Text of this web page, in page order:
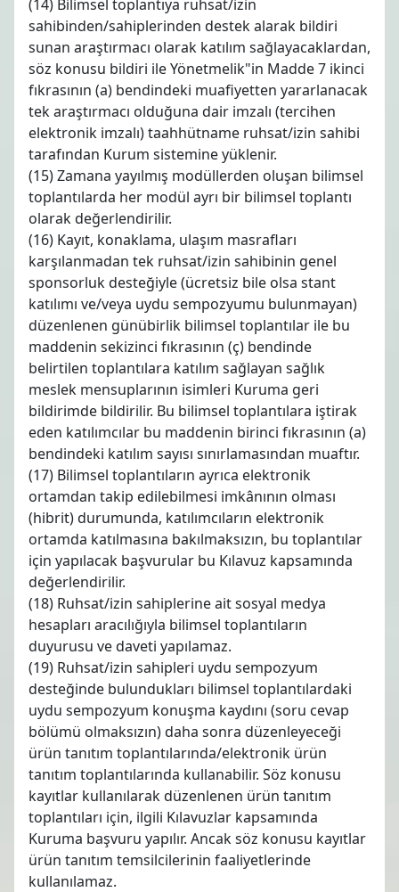
(14) Bilimsel toplantıya ruhsat/izin
sahibinden/sahiplerinden destek alarak bildiri
sunan araştırmacı olarak katılım sağlayacaklardan,
söz konusu bildiri ile Yönetmelik"in Madde 7 ikinci
fıkrasının (a) bendindeki muafiyetten yararlanacak
tek araştırmacı olduğuna dair imzalı (tercihen
elektronik imzalı) taahhütname ruhsat/izin sahibi
tarafından Kurum sistemine yüklenir.
(15) Zamana yayılmış modüllerden oluşan bilimsel
toplantılarda her modül ayrı bir bilimsel toplantı
olarak değerlendirilir.
(16) Kayıt, konaklama, ulaşım masrafları
karşılanmadan tek ruhsat/izin sahibinin genel
sponsorluk desteğiyle (ücretsiz bile olsa stant
katılımı ve/veya uydu sempozyumu bulunmayan)
düzenlenen günübirlik bilimsel toplantılar ile bu
maddenin sekizinci fıkrasının (ç) bendinde
belirtilen toplantılara katılım sağlayan sağlık
meslek mensuplarının isimleri Kuruma geri
bildirimde bildirilir. Bu bilimsel toplantılara iştirak
eden katılımcılar bu maddenin birinci fıkrasının (a)
bendindeki katılım sayısı sınırlamasından muaftır.
(17) Bilimsel toplantıların ayrıca elektronik
ortamdan takip edilebilmesi imkânının olması
(hibrit) durumunda, katılımcıların elektronik
ortamda katılmasına bakılmaksızın, bu toplantılar
için yapılacak başvurular bu Kılavuz kapsamında
değerlendirilir.
(18) Ruhsat/izin sahiplerine ait sosyal medya
hesapları aracılığıyla bilimsel toplantıların
duyurusu ve daveti yapılamaz.
(19) Ruhsat/izin sahipleri uydu sempozyum
desteğinde bulundukları bilimsel toplantılardaki
uydu sempozyum konuşma kaydını (soru cevap
bölümü olmaksızın) daha sonra düzenleyeceği
ürün tanıtım toplantılarında/elektronik ürün
tanıtım toplantılarında kullanabilir. Söz konusu
kayıtlar kullanılarak düzenlenen ürün tanıtım
toplantıları için, ilgili Kılavuzlar kapsamında
Kuruma başvuru yapılır. Ancak söz konusu kayıtlar
ürün tanıtım temsilcilerinin faaliyetlerinde
kullanılamaz.